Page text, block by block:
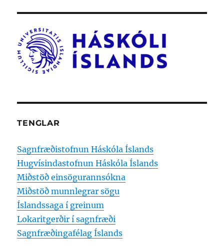
TENGLAR
Sagnfræðistofnun Háskóla Íslands
Hugvísindastofnun Háskóla Íslands
Miðstöð einsögurannsókna
Miðstöð munnlegrar sögu
Íslandssaga í greinum
Lokaritgerðir í sagnfræði
Sagnfræðingafélag Íslands